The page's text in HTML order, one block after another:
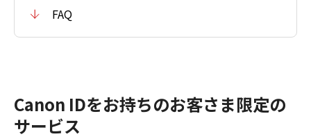
FAQ
Canon IDをお持ちのお客さま限定の
サービス